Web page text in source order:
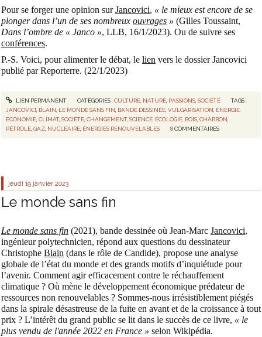
Pour se forger une opinion surJancovici, « le mieux est encore de se
plonger dans l’un de ses nombreux ouvrages » (Gilles Toussaint,
Dans l’ombre de « Janco », LLB, 16/1/2023). Ou de suivre ses
conférences.
P.-S. Voici, pour alimenter le débat, le lien vers le dossier Jancovici
publié par Reporterre. (22/1/2023)
LIEN PERMANENT CATÉGORIES :CULTURE, NATURE, PASSIONS, SOCIÉTÉ
TAGS :
JANCOVICI BLAIN LE MONDE SANS FIN BANDE DESSINÉE ,VULGARISATION ÉNERGIE
ÉCONOMIE ,CLIMAT,SOCIÉTÉ ,CHANGEMENT,SCIENCE ÉCOLOGIE BOIS ,CHARBON
PÉTROLE ,GAZ NUCLÉAIRE ÉNERGIES RENOUVELABLES 8 COMMENTAIRES
jeudi 19 janvier 2023
Le monde sans fin
Le monde sans fin (2021), bande dessinée où Jean-Marc Jancovici,
ingénieur polytechnicien, répond aux questions du dessinateur
Christophe Blain (dans le rôle de Candide), propose une analyse
globale de l’état du monde et des grands motifs d’inquiétude pour
l’avenir. Comment agir efficacement contre le réchauffement
climatique ? Où mène le développement économique prédateur de
ressources non renouvelables ? Sommes-nous irrésistiblement piégés
dans la spirale désastreuse de la fuite en avant et de la croissance à tout
prix ? L’intérêt du grand public se lit dans le succès de ce livre, « le
plus vendu de l'année 2022 en France » selon Wikipédia.